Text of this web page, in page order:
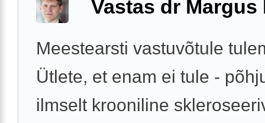
Vastas dr Margus
Meestearsti vastuvõtule
Ütlete, et enam ei tule -
ilmselt krooniline